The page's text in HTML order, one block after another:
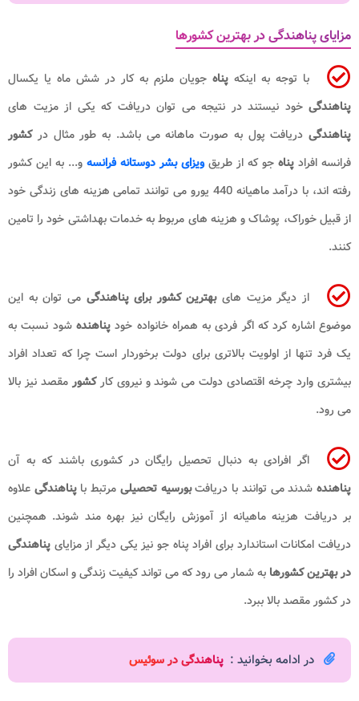
مزایای پناهندگی در بهترین کشورها
با توجه به اینکه پناه جویان ملزم به کار در شش ماه یا یکسال
پناهندگی خود نیستند در نتیجه می توان دریافت که یکی از مزیت های
پناهندگی دریافت پول به صورت ماهانه می باشد. به طور مثال درکشور
فرانسه افراد پناه جو که از طریقویزای بشر دوستانه فرانسه و... به این کشور
رفته اند، با درآمد ماهیانه 440 یورو می توانند تمامی هزینه های زندگی خود
از قبیل خوراک، پوشاک و هزینه های مربوط به خدمات بهداشتی خود را تامین
کنند.
از دیگر مزیت هایبهترین کشور برای پناهندگی می توان به این
موضوع اشاره کرد که اگر فردی به همراه خانواده خودپناهنده شود نسبت به
یک فرد تنها از اولویت بالاتری برای دولت برخوردار است چرا که تعداد افراد
بیشتری وارد چرخه اقتصادی دولت می شوند و نیروی کارکشورمقصد نیز بالا
می رود.
اگر افرادی به دنبال تحصیل رایگان در کشوری باشند که به آن
پناهندهشدند می توانند با دریافتبورسیه تحصیلی مرتبط باپناهندگی علاوه
بر دریافت هزینه ماهیانه از آموزش رایگان نیز بهره مند شوند. همچنین
دریافت امکانات استاندارد برای افراد پناه جو نیز یکی دیگر از مزایای پناهندگی
در بهترین کشورها به شمار می رود که می تواند کیفیت زندگی و اسکان افراد را
در کشور مقصد بالا ببرد.
در ادامه بخوانید : پناهندگی در سوئیس